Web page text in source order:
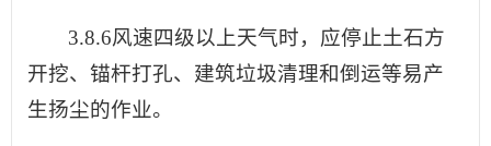
3.8.6风速四级以上天气时，应停止土石方
开挖、锚杆打孔、建筑垃圾清理和倒运等易产
生扬尘的作业。